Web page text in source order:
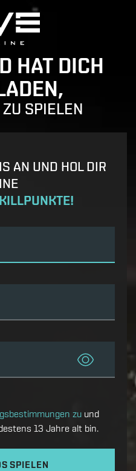
HAT DICH
SPIELEN
AN UND HOL DIR
zu und
13 Jahre alt bin.
SPIELEN